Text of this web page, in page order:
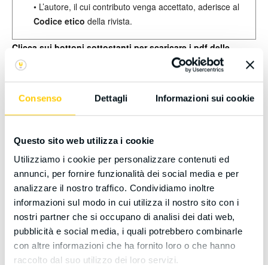
Consenso Dettagli Informazioni sui cookie
Questo sito web utilizza i cookie
Utilizziamo i cookie per personalizzare contenuti ed
annunci, per fornire funzionalità dei social media e per
analizzare il nostro traffico. Condividiamo inoltre
informazioni sul modo in cui utilizza il nostro sito con i
nostri partner che si occupano di analisi dei dati web,
pubblicità e social media, i quali potrebbero combinarle
con altre informazioni che ha fornito loro o che hanno
raccolto dal suo utilizzo dei loro servizi.
• L’autore, il cui contributo venga accettato, aderisce al
Codice etico della rivista.
Clicca sui bottoni sottostanti per scaricare i pdf delle
norme editoriali e del codice etico:
Norme editoriali Codice etico
Peer Review
La rivista adotta un sistema di doppio referaggio anonimo
(double-blind peer review), in cui l’identità sia degli autori che
dei revisori è mantenuta riservata. Tutti i contributi inviati alla
redazione sono inizialmente sottoposti a una valutazione
preliminare interna, volta a verificare la coerenza con i requisiti
scientifici minimi richiesti per la pubblicazione. In questa fase, la